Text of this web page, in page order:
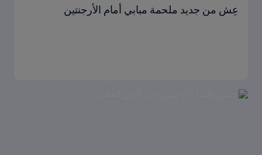
عِش من جديد ملحمة مبابي أمام الأرجنتين